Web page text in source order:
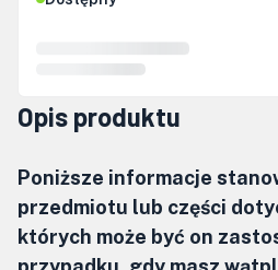
Opis produktu
Poniższe informacje
przedmiotu lub części
których może być on